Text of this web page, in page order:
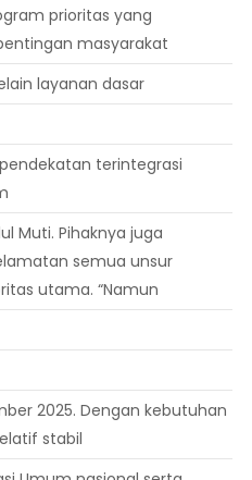
prioritas yang
masyarakat
layanan dasar
pendekatan terintegrasi
Muti. Pihaknya juga
semua unsur
utama. “Namun
2025. Dengan kebutuhan
stabil